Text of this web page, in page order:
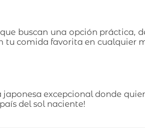
buscan una opción práctica,
tu comida favorita en cualquier
excepcional donde
del sol naciente!